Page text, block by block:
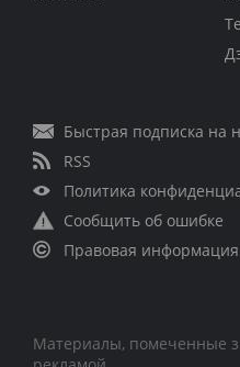
Быстрая подписка на
RSS
Политика
Сообщить об ошибке
Правовая информация
Материалы, помеченные